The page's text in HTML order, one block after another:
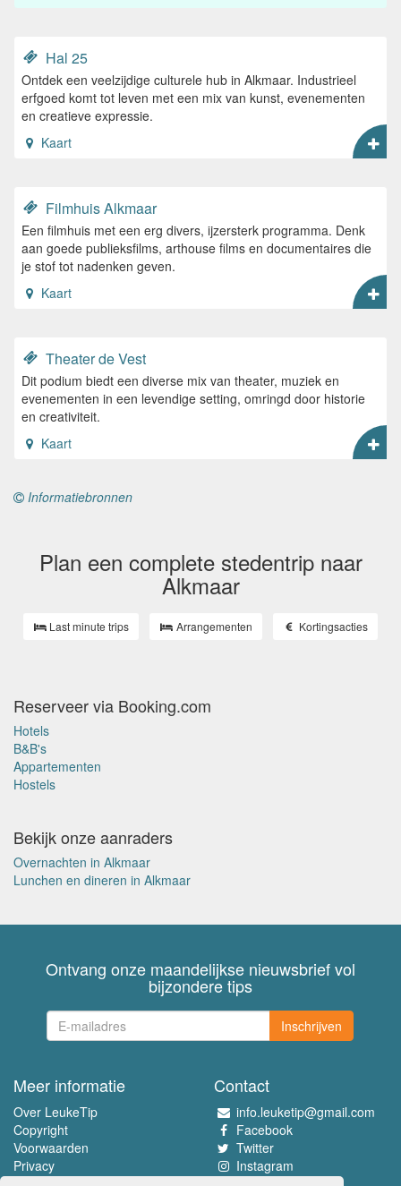
Hal 25
Ontdek een veelzijdige culturele hub in Alkmaar. Industrieel
erfgoed komt tot leven met een mix van kunst, evenementen
en creatieve expressie.
Kaart
Filmhuis Alkmaar
Een filmhuis met een erg divers, ijzersterk programma. Denk
aan goede publieksfilms, arthouse films en documentaires die
je stof tot nadenken geven.
Kaart
Theater de Vest
Dit podium biedt een diverse mix van theater, muziek en
evenementen in een levendige setting, omringd door historie
en creativiteit.
Kaart
Informatiebronnen
Plan een complete stedentrip naar
Alkmaar
Last minute trips Arrangementen Kortingsacties
Reserveer via Booking.com
Hotels
B&B's
Appartementen
Hostels
Bekijk onze aanraders
Overnachten in Alkmaar
Lunchen en dineren in Alkmaar
Ontvang onze maandelijkse nieuwsbrief vol
bijzondere tips
Inschrijven
Meer informatie
Over LeukeTip
Copyright
Voorwaarden
Privacy
Contact
info.leuketip@gmail.com
Facebook
Twitter
Instagram